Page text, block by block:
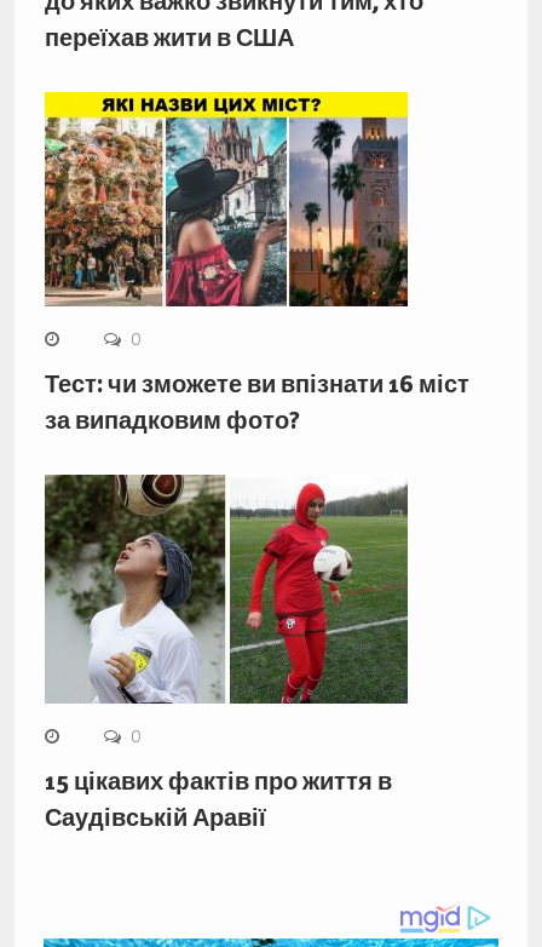
переїхав жити в США
0
Тест: чи зможете ви впізнати 16 міст
за випадковим фото?
0
15 цікавих фактів про життя в
Саудівській Аравії